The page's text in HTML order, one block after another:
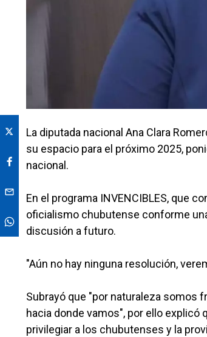
La diputada nacional Ana Clara
su espacio para el próximo 2025,
nacional.
En el programa INVENCIBLES, que
oficialismo chubutense conforme
discusión a futuro.
"Aún no hay ninguna resolución,
Subrayó que "por naturaleza somos
hacia donde vamos", por ello explicó
privilegiar a los chubutenses y la